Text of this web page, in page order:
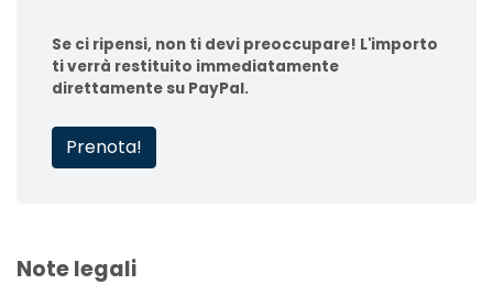
Se ci ripensi, non ti devi preoccupare! L'importo
ti verrà restituito immediatamente
direttamente su PayPal.
Prenota!
Note legali